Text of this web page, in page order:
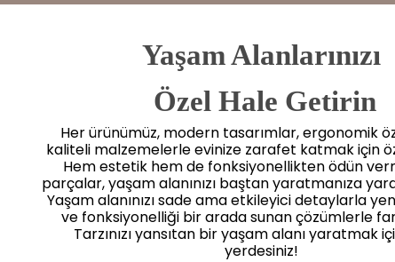
Yaşam Alanlarınızı
Özel Hale Getirin
Her ürünümüz, modern tasarımlar, ergonomik
kaliteli malzemelerle evinize zarafet katmak için
Hem estetik hem de fonksiyonellikten ödün
parçalar, yaşam alanınızı baştan yaratmanıza
Yaşam alanınızı sade ama etkileyici detaylarla
ve fonksiyonelliği bir arada sunan çözümlerle
Tarzınızı yansıtan bir yaşam alanı yaratmak
yerdesiniz!